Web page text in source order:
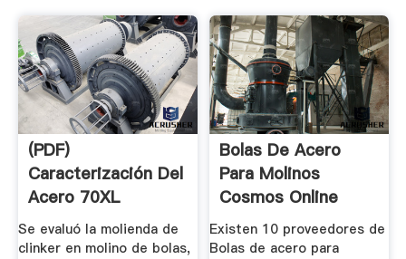
(PDF)
Caracterización Del
Acero 70XL
Empleado En La ...
Se evaluó la molienda de
clinker en molino de bolas,
Bolas De Acero
Para Molinos
Cosmos Online
Existen 10 proveedores de
Bolas de acero para